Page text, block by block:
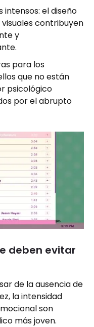
intensos: el diseño
contribuyen
y
para los
que no están
psicológico
por el abrupto
deben evitar
de la ausencia de
la intensidad
son
más joven.